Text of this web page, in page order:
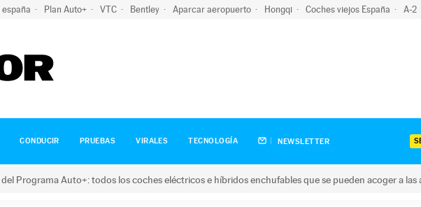
Plan Auto+ VTC Bentley Aparcar aeropuerto Hongqi Coches viejos España A-2
CONDUCIR PRUEBAS VIRALES TECNOLOGÍA NEWSLETTER
Programa Auto+: todos los coches eléctricos e híbridos enchufables que se pueden acoger a las